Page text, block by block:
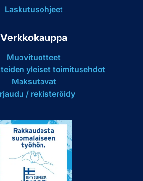
Laskutusohjeet
Verkkokauppa
Muovituotteet
yleiset toimitusehdot
Maksutavat
/ rekisteröidy